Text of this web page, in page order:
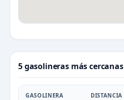
5 gasolineras más cercanas
GASOLINERA DISTANCIA